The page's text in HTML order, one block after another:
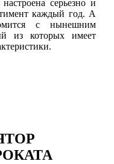
серьезно и
каждый год. А
с нынешним
из которых имеет